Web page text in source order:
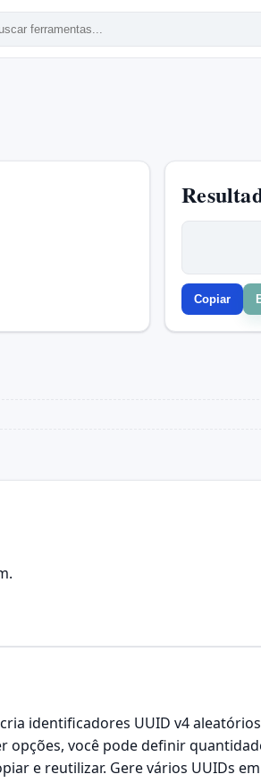
Copiar
identificadores UUID v4
opções, você pode definir
e reutilizar. Gere vários UUIDs